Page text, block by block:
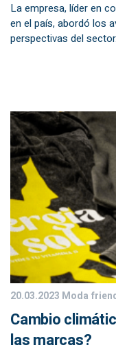
La empresa, líder en
en el país, abordó los
perspectivas del sector.
20.03.2023 Moda
Cambio
las marcas?